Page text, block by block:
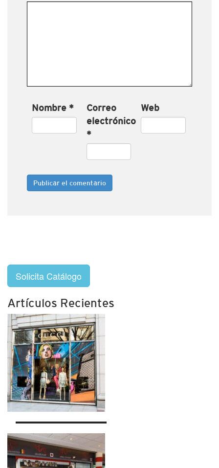
Nombre *
Correo
electrónico
*
Web
Solicita Catálogo
Artículos Recientes